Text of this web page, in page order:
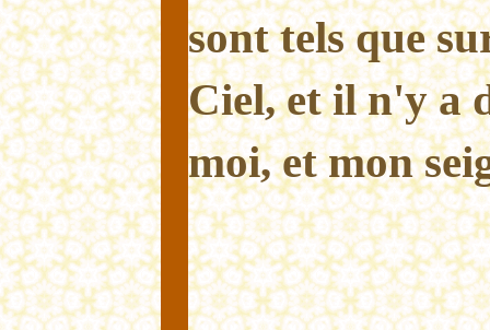
sont tels que
Ciel, et il n'y a
moi, et mon